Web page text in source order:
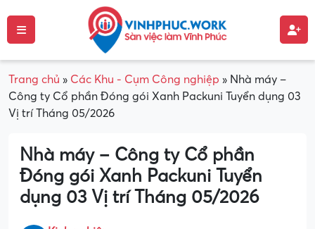
Trang chủ » Các Khu - Cụm Công nghiệp » Nhà máy –
Công ty Cổ phần Đóng gói Xanh Packuni Tuyển dụng 03
Vị trí Tháng 05/2026
Nhà máy – Công ty Cổ phần
Đóng gói Xanh Packuni Tuyển
dụng 03 Vị trí Tháng 05/2026